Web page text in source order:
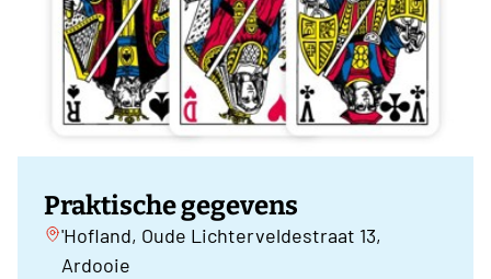
Praktische gegevens
'Hofland, Oude Lichterveldestraat 13,
Ardooie